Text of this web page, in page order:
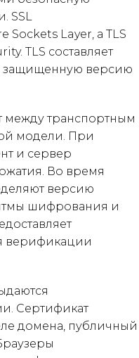
SSL
Sockets Layer, а TLS
TLS составляет
защищенную версию
между транспортным
модели. При
и сервер
Во время
версию
шифрования и
верификации
Сертификат
домена, публичный